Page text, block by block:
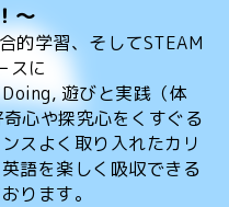
～
的学習、そしてSTEAM
スに
遊びと実践（体
心や探究心をくすぐる
スよく取り入れたカリ
語を楽しく吸収できる
ります。